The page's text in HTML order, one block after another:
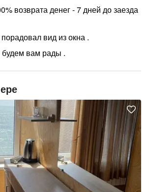
возврата денег - 7 дней до заезда
вид из окна .
вам рады .